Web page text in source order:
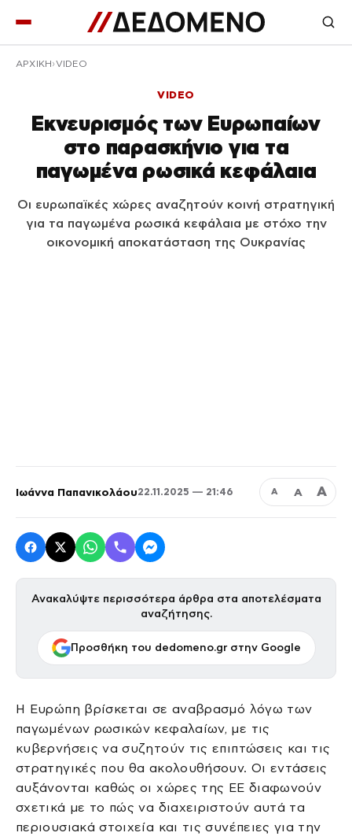
ΑΡΧΙΚΉ VIDEO
VIDEO
Eκνευρισμός των Ευρωπαίων
στο παρασκήνιο για τα
παγωμένα ρωσικά κεφάλαια
Οι ευρωπαϊκές χώρες αναζητούν κοινή στρατηγική
για τα παγωμένα ρωσικά κεφάλαια με στόχο την
οικονομική αποκατάσταση της Ουκρανίας
Ιωάννα Παπανικολάου22.11.2025 — 21:46 Α Α Α
Ανακαλύψτε περισσότερα άρθρα στα αποτελέσματα
αναζήτησης.
Προσθήκη του dedomeno.gr στην Google
Η Ευρώπη βρίσκεται σε αναβρασμό λόγω των
παγωμένων ρωσικών κεφαλαίων, με τις
κυβερνήσεις να συζητούν τις επιπτώσεις και τις
στρατηγικές που θα ακολουθήσουν. Οι εντάσεις
αυξάνονται καθώς οι χώρες της ΕΕ διαφωνούν
σχετικά με το πώς να διαχειριστούν αυτά τα
περιουσιακά στοιχεία και τις συνέπειες για την